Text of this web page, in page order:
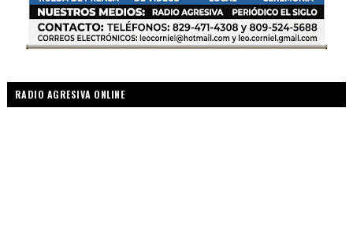
RADIO AGRESIVA ONLINE